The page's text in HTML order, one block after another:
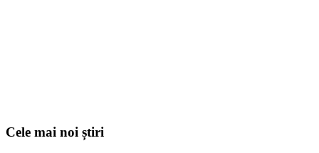
Cele mai noi știri